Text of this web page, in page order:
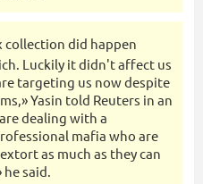
collection did happen
Luckily it didn't affect us
targeting us now despite
Yasin told Reuters in an
dealing with a
mafia who are
as much as they can
said.